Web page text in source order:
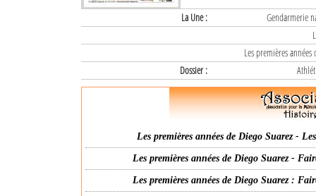
La Une :
Gendarmerie
Les premières
Dossier :
Les premières années de Diego Suarez -
Les premières années de Diego Suarez -
Les premières années de Diego Suarez :